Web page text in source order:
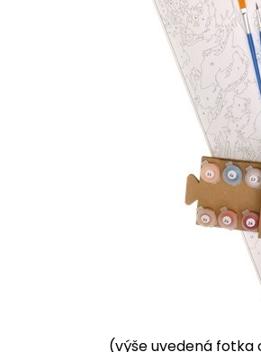
(výše uvedená